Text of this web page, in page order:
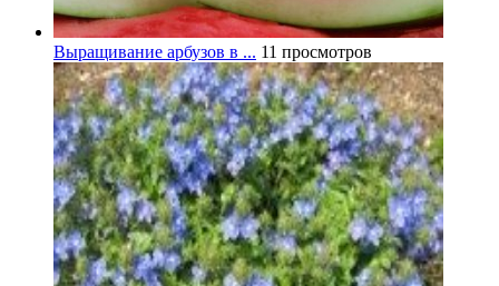
Выращивание арбузов в ... 11 просмотров